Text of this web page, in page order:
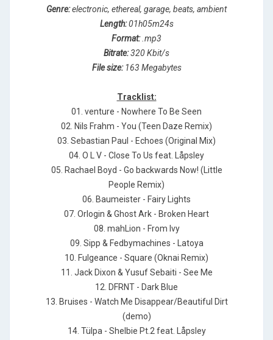
Genre:electronic, ethereal, garage, beats, ambient
Length:01h05m24s
Format:.mp3
Bitrate:320 Kbit/s
File size:163 Megabytes
Tracklist:
01. venture - Nowhere To Be Seen
02. Nils Frahm - You (Teen Daze Remix)
03. Sebastian Paul - Echoes (Original Mix)
04. O L V - Close To Us feat. Låpsley
05. Rachael Boyd - Go backwards Now! (Little
People Remix)
06. Baumeister - Fairy Lights
07. Orlogin & Ghost Ark - Broken Heart
08. mahLion - From Ivy
09. Sipp & Fedbymachines - Latoya
10. Fulgeance - Square (Oknai Remix)
11. Jack Dixon & Yusuf Sebaiti - See Me
12. DFRNT - Dark Blue
13. Bruises - Watch Me Disappear/Beautiful Dirt
(demo)
14. Tülpa - Shelbie Pt.2 feat. Låpsley